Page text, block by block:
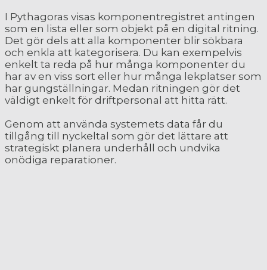
I Pythagoras visas komponentregistret antingen
som en lista eller som objekt på en digital ritning.
Det gör dels att alla komponenter blir sökbara
och enkla att kategorisera. Du kan exempelvis
enkelt ta reda på hur många komponenter du
har av en viss sort eller hur många lekplatser som
har gungställningar. Medan ritningen gör det
väldigt enkelt för driftpersonal att hitta rätt.
Genom att använda systemets data får du
tillgång till nyckeltal som gör det lättare att
strategiskt planera underhåll och undvika
onödiga reparationer.